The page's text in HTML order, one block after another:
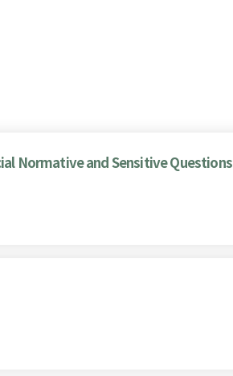
Normative and Sensitive Questions